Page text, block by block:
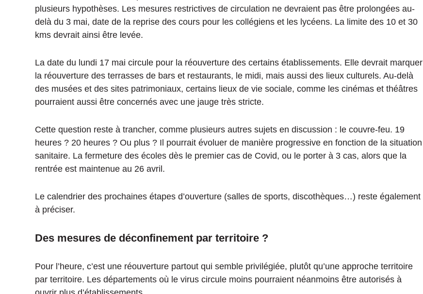
plusieurs hypothèses. Les mesures restrictives de circulation ne devraient pas être prolongées au-
delà du 3 mai, date de la reprise des cours pour les collégiens et les lycéens. La limite des 10 et 30
kms devrait ainsi être levée.
La date du lundi 17 mai circule pour la réouverture des certains établissements. Elle devrait marquer
la réouverture des terrasses de bars et restaurants, le midi, mais aussi des lieux culturels. Au-delà
des musées et des sites patrimoniaux, certains lieux de vie sociale, comme les cinémas et théâtres
pourraient aussi être concernés avec une jauge très stricte.
Cette question reste à trancher, comme plusieurs autres sujets en discussion : le couvre-feu. 19
heures ? 20 heures ? Ou plus ? Il pourrait évoluer de manière progressive en fonction de la situation
sanitaire. La fermeture des écoles dès le premier cas de Covid, ou le porter à 3 cas, alors que la
rentrée est maintenue au 26 avril.
Le calendrier des prochaines étapes d’ouverture (salles de sports, discothèques…) reste également
à préciser.
Des mesures de déconfinement par territoire ?
Pour l’heure, c’est une réouverture partout qui semble privilégiée, plutôt qu’une approche territoire
par territoire. Les départements où le virus circule moins pourraient néanmoins être autorisés à